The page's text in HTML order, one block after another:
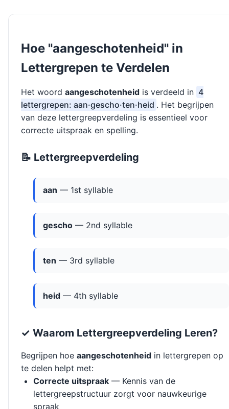
Hoe "aangeschotenheid" in
Lettergrepen te Verdelen
Het woord aangeschotenheid is verdeeld in 4
lettergrepen: aan·gescho·ten·heid . Het begrijpen
van deze lettergreepverdeling is essentieel voor
correcte uitspraak en spelling.
📝 Lettergreepverdeling
aan — 1st syllable
gescho — 2nd syllable
ten — 3rd syllable
heid — 4th syllable
✓ Waarom Lettergreepverdeling Leren?
Begrijpen hoe aangeschotenheid in lettergrepen op
te delen helpt met:
Correcte uitspraak — Kennis van de
lettergreepstructuur zorgt voor nauwkeurige
spraak